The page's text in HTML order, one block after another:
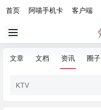
首页 阿喵手机卡 客户端
文章 文档 资讯 圈子